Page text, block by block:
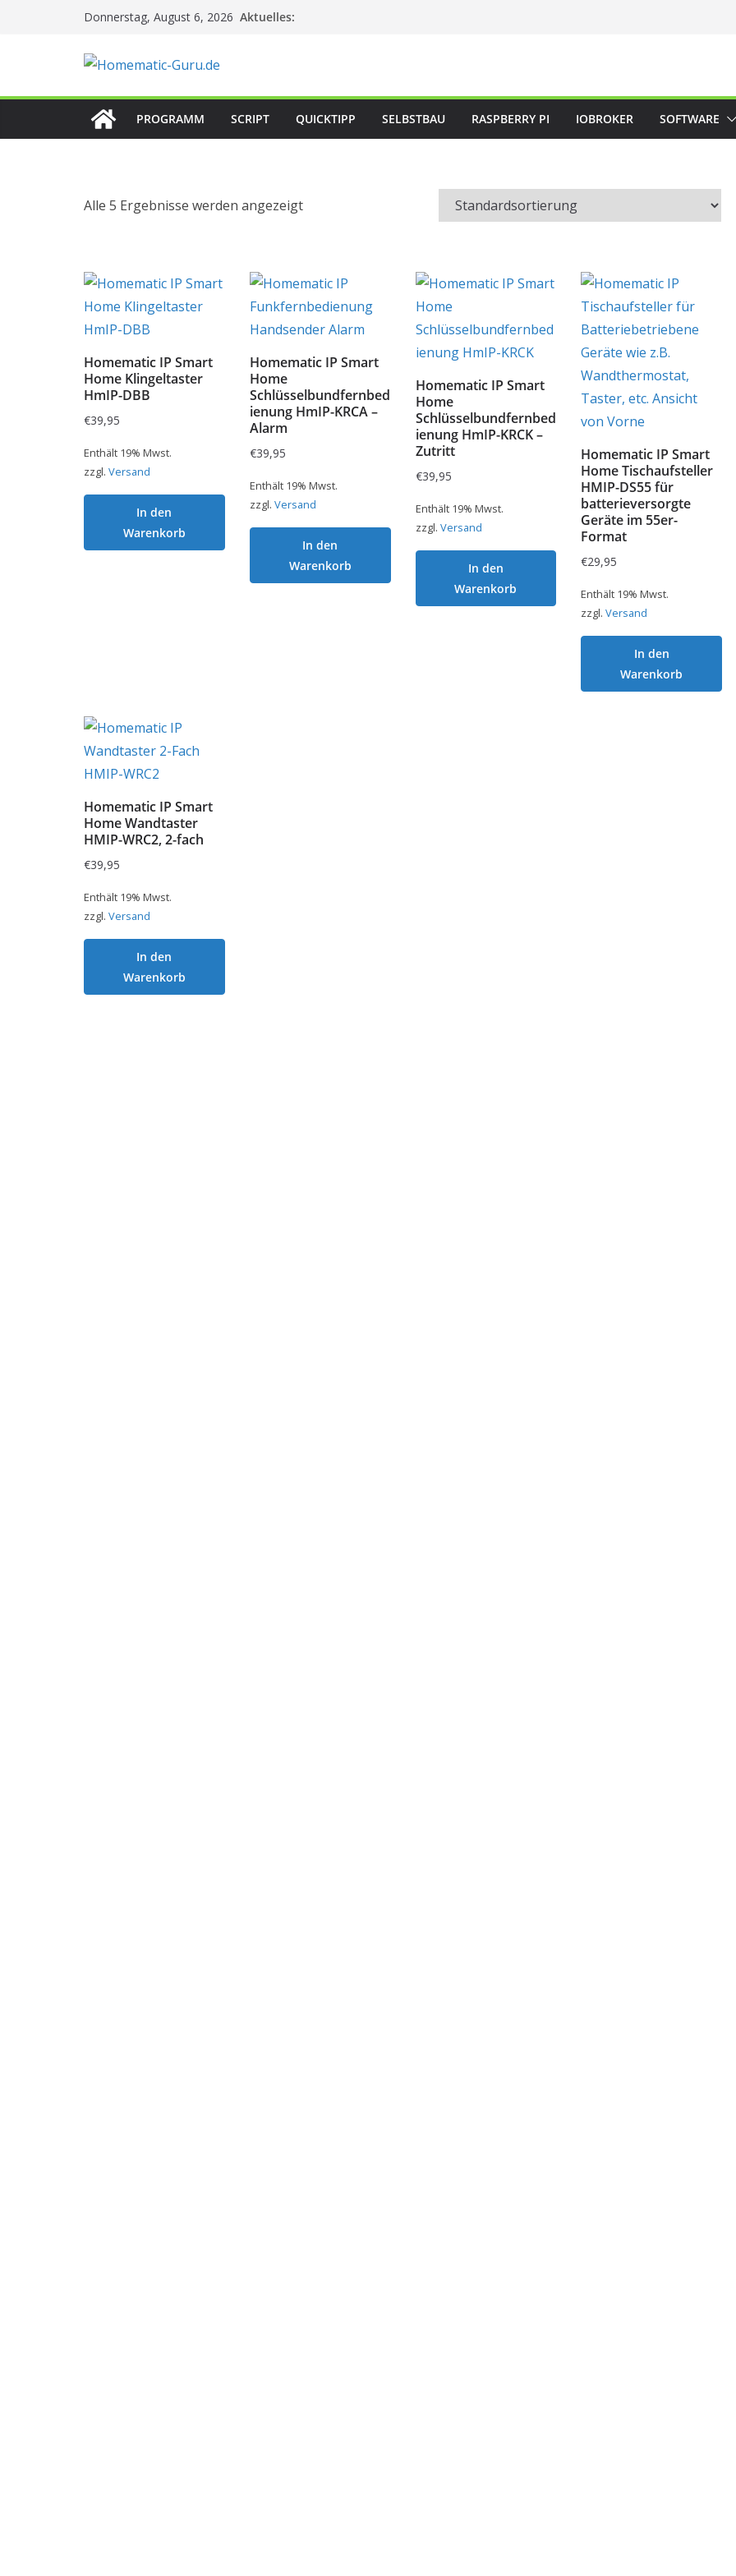
Donnerstag, August 6, 2026 Aktuelles:
PROGRAMM SCRIPT QUICKTIPP SELBSTBAU RASPBERRY PI IOBROKER SOFTWARE
Alle 5 Ergebnisse werden angezeigt
Homematic IP Smart
Home Klingeltaster
HmIP-DBB
€39,95
Enthält 19% Mwst.
zzgl. Versand
In den
Warenkorb
Homematic IP Smart
Home
Schlüsselbundfernbed
ienung HmIP-KRCA –
Alarm
€39,95
Enthält 19% Mwst.
zzgl. Versand
In den
Warenkorb
Homematic IP Smart
Home
Schlüsselbundfernbed
ienung HmIP-KRCK –
Zutritt
€39,95
Enthält 19% Mwst.
zzgl. Versand
In den
Warenkorb
Homematic IP Smart
Home Tischaufsteller
HMIP-DS55 für
batterieversorgte
Geräte im 55er-
Format
€29,95
Enthält 19% Mwst.
zzgl.Versand
In den
Warenkorb
Homematic IP Smart
Home Wandtaster
HMIP-WRC2, 2-fach
€39,95
Enthält 19% Mwst.
zzgl. Versand
In den
Warenkorb